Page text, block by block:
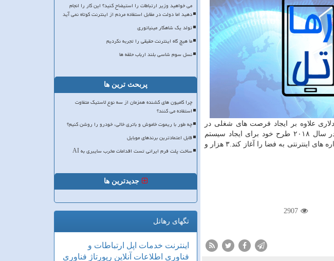
دلاری علاوه بر ایجاد فرصت های شغلی در
آمریکا، اینترنت پرسرعت برای نقاط دورافتاده جهان را هم فراهم می آورد. این شرکت اولین بار در سال ۲۰۱۸ طرح خود برای ایجاد سیستم
کوییپر را اعلام نمود. اما تاییدیه کمیسیون فدرال ارتباطات به آمازون اجازه می دهد فرآیند ارسال ماهواره های اینترنتی به فضا را آغاز کند.۳ هزار و
2907
می خواهید وزیر ارتباطات را استیضاح کنید؟ این کار را انجام
دهید اما دولت در مقابل استفاده مردم از اینترنت کوتاه نمی آید
تولد یک شاهکار مینیاتوری
ما هیچ گاه اینترنت حقیقی را تجربه نکردیم
نسل سوم شاسی بلند ارباب حلقه ها
پربحث ترین ها
چرا کامیون های کشنده همزمان از سه نوع لاستیک متفاوت
استفاده می کنند؟
چه طور با ریموت خاموش و باتری خالی، خودرو را روشن کنیم؟
قابل اعتمادترین برندهای موبایل
ساخت پلت فرم ایرانی تست اقدامات مخرب سایبری به AI
جدیدترین ها
تگهای رهاتل
اینترنت خدمات اپل ارتباطات و
فناوری اطلاعات آنلاین رپورتاژ فناوری